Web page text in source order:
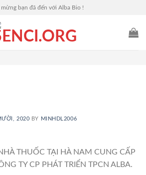
mừng bạn đã đến với Alba Bio !
2020 BY MINHDL2006
THUỐC TẠI HÀ NAM CUNG CẤP
TY CP PHÁT TRIỂN TPCN ALBA.